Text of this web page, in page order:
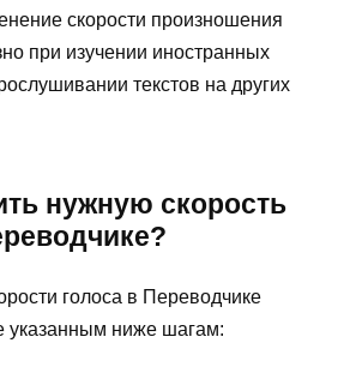
скорости произношения
при изучении иностранных
текстов на других
нужную скорость
голоса в Переводчике
указанным ниже шагам: